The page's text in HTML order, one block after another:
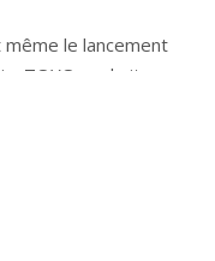
le lancement
TOYO souhaite